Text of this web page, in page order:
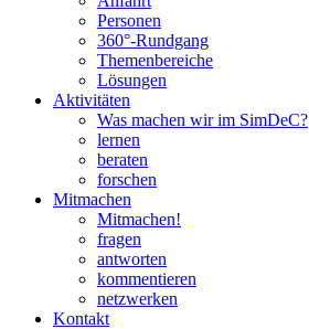
Personen
360°-Rundgang
Themenbereiche
Lösungen
Aktivitäten
Was machen wir im SimDeC?
lernen
beraten
forschen
Mitmachen
Mitmachen!
fragen
antworten
kommentieren
netzwerken
Kontakt